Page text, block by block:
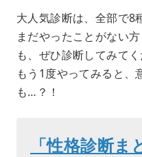
大人気診断は、全部で8
まだやったことがない
も、ぜひ診断してみて
もう1度やってみると、
も…？！
「性格診断